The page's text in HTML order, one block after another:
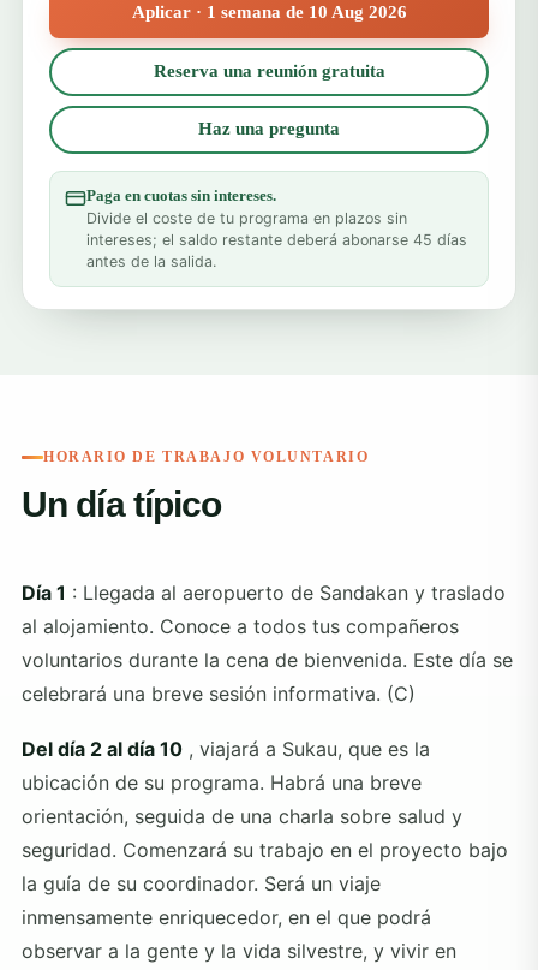
Aplicar · 1 semana de 10 Aug 2026
Reserva una reunión gratuita
Haz una pregunta
Paga en cuotas sin intereses.
Divide el coste de tu programa en plazos sin
intereses; el saldo restante deberá abonarse 45 días
antes de la salida.
HORARIO DE TRABAJO VOLUNTARIO
Un día típico
Día 1 : Llegada al aeropuerto de Sandakan y traslado
al alojamiento. Conoce a todos tus compañeros
voluntarios durante la cena de bienvenida. Este día se
celebrará una breve sesión informativa. (C)
Del día 2 al día 10 , viajará a Sukau, que es la
ubicación de su programa. Habrá una breve
orientación, seguida de una charla sobre salud y
seguridad. Comenzará su trabajo en el proyecto bajo
la guía de su coordinador. Será un viaje
inmensamente enriquecedor, en el que podrá
observar a la gente y la vida silvestre, y vivir en